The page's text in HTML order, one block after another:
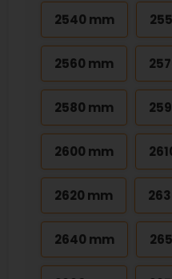
2540 mm
2560 mm
2580 mm
2600 mm
2620 mm
2640 mm